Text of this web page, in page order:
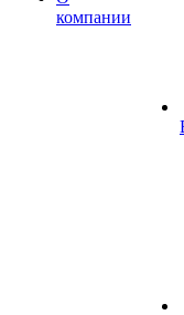
компании